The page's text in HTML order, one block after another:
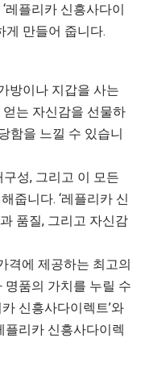
레플리카 신흥사다이
게 만들어 줍니다.
방이나 지갑을 사는
는 자신감을 선물하
함을 느낄 수 있습니
성, 그리고 이 모든
줍니다. ‘레플리카 신
품질, 그리고 자신감
격에 제공하는 최고의
명품의 가치를 누릴 수
신흥사다이렉트’와
플리카 신흥사다이렉